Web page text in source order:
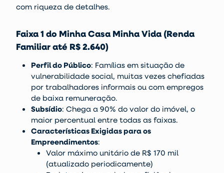
com riqueza de detalhes.
Faixa 1 do Minha Casa Minha Vida (Renda
Familiar até R$ 2.640)
Perfil do Público: Famílias em situação de
vulnerabilidade social, muitas vezes chefiadas
por trabalhadores informais ou com empregos
de baixa remuneração.
Subsídio: Chega a 90% do valor do imóvel, o
maior percentual entre todas as faixas.
Características Exigidas para os
Empreendimentos:
Valor máximo unitário de R$ 170 mil
(atualizado periodicamente)